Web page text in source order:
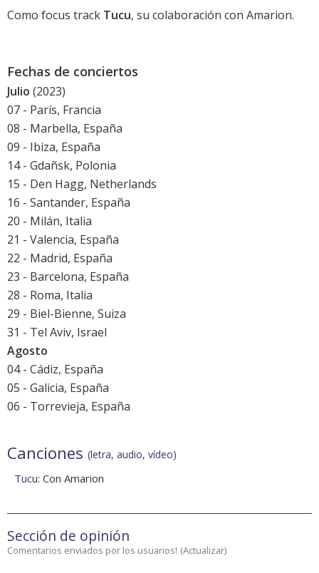
Como focus track Tucu, su colaboración con Amarion.
Fechas de conciertos
Julio (2023)
07 - París, Francia
08 - Marbella, España
09 - Ibiza, España
14 - Gdañsk, Polonia
15 - Den Hagg, Netherlands
16 - Santander, España
20 - Milán, Italia
21 - Valencia, España
22 - Madrid, España
23 - Barcelona, España
28 - Roma, Italia
29 - Biel-Bienne, Suiza
31 - Tel Aviv, Israel
Agosto
04 - Cádiz, España
05 - Galicia, España
06 - Torrevieja, España
Canciones (letra, audio, vídeo)
Tucu: Con Amarion
Sección de opinión
Comentarios enviados por los usuarios! (Actualizar)